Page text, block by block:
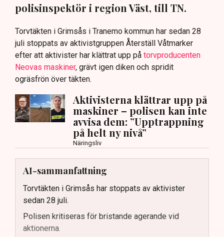
polisinspektör i region Väst, till TN.
Torvtäkten i Grimsås i Tranemo kommun har sedan 28
juli stoppats av aktivistgruppen Återställ Våtmarker
efter att aktivister har klättrat upp på torvproducenten
Neovas maskiner, grävt igen diken och spridit
ogräsfrön över täkten.
Aktivisterna klättrar upp på
maskiner – polisen kan inte
avvisa dem: ”Upptrappning
på helt ny nivå”
Näringsliv
AI-sammanfattning
Torvtäkten i Grimsås har stoppats av aktivister
sedan 28 juli.
Polisen kritiseras för bristande agerande vid
aktionerna.